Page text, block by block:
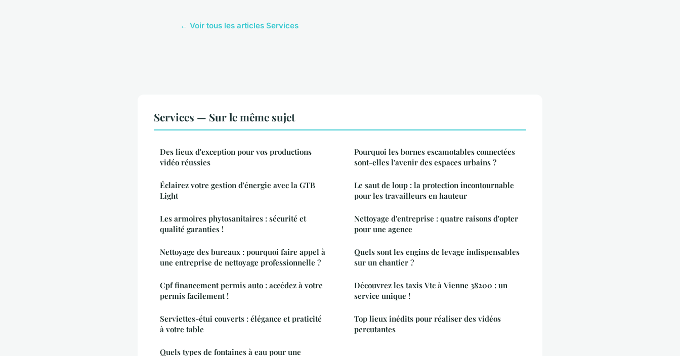
← Voir tous les articles Services
Services — Sur le même sujet
Des lieux d'exception pour vos productions
vidéo réussies
Éclairez votre gestion d'énergie avec la GTB
Light
Les armoires phytosanitaires : sécurité et
qualité garanties !
Nettoyage des bureaux : pourquoi faire appel à
une entreprise de nettoyage professionnelle ?
Cpf financement permis auto : accédez à votre
permis facilement !
Serviettes-étui couverts : élégance et praticité
à votre table
Quels types de fontaines à eau pour une
Pourquoi les bornes escamotables connectées
sont-elles l'avenir des espaces urbains ?
Le saut de loup : la protection incontournable
pour les travailleurs en hauteur
Nettoyage d'entreprise : quatre raisons d'opter
pour une agence
Quels sont les engins de levage indispensables
sur un chantier ?
Découvrez les taxis Vtc à Vienne 38200 : un
service unique !
Top lieux inédits pour réaliser des vidéos
percutantes